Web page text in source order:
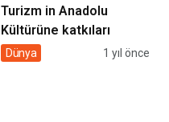
Turizm in Anadolu
Kültürüne katkıları
Dünya 1 yıl önce